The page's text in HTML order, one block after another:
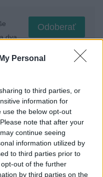
Personal
to third parties, or
information for
use the below opt-out
note that after your
continue seeing
information utilized by
to third parties prior to
out of the further
by third parties on the
Odoberať
dva